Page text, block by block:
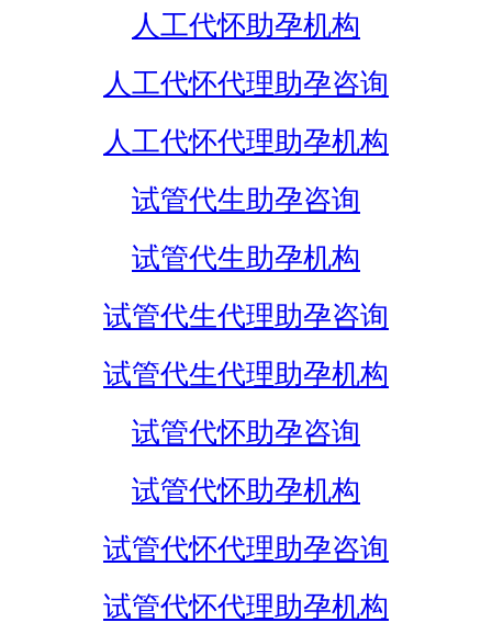
人工代怀助孕机构
人工代怀代理助孕咨询
人工代怀代理助孕机构
试管代生助孕咨询
试管代生助孕机构
试管代生代理助孕咨询
试管代生代理助孕机构
试管代怀助孕咨询
试管代怀助孕机构
试管代怀代理助孕咨询
试管代怀代理助孕机构